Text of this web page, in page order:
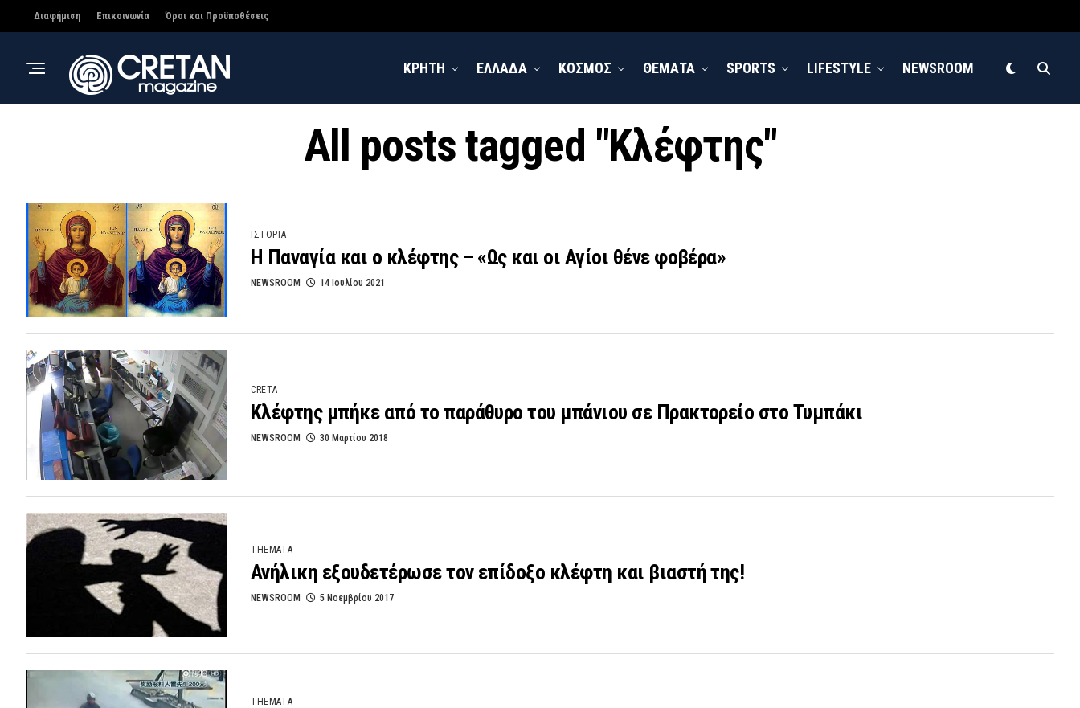
Διαφήμιση Επικοινωνία Όροι και Προϋποθέσεις
ΚΡΗΤΗ ΕΛΛΑΔΑ ΚΟΣΜΟΣ ΘΕΜΑΤΑ SPORTS LIFESTYLE NEWSROOM
All posts tagged "Κλέφτης"
ΙΣΤΟΡΙΑ
Η Παναγία και ο κλέφτης – «Ως και οι Αγίοι θένε φοβέρα»
NEWSROOM 14 Ιουλίου 2021
CRETA
Κλέφτης μπήκε από το παράθυρο του μπάνιου σε Πρακτορείο στο Τυμπάκι
NEWSROOM 30 Μαρτίου 2018
THEMATA
Ανήλικη εξουδετέρωσε τον επίδοξο κλέφτη και βιαστή της!
NEWSROOM 5 Νοεμβρίου 2017
THEMATA